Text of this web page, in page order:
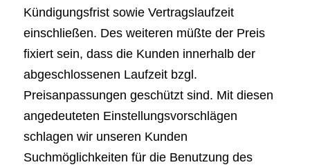
Kündigungsfrist sowie Vertragslaufzeit
einschließen. Des weiteren müßte der Preis
fixiert sein, dass die Kunden innerhalb der
abgeschlossenen Laufzeit bzgl.
Preisanpassungen geschützt sind. Mit diesen
angedeuteten Einstellungsvorschlägen
schlagen wir unseren Kunden
Suchmöglichkeiten für die Benutzung des